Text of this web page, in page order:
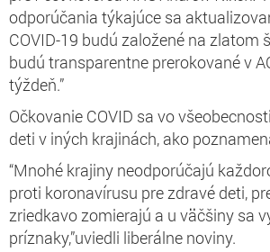
odporúčania týkajúce sa
COVID-19 budú založené na zlatom
budú transparentne prerokované v
týždeň.”
Očkovanie COVID sa vo
deti v iných krajinách, ako
“Mnohé krajiny neodporúčajú
proti koronavírusu pre zdravé deti,
zriedkavo zomierajú a u väčšiny sa
príznaky,”uviedli liberálne noviny.